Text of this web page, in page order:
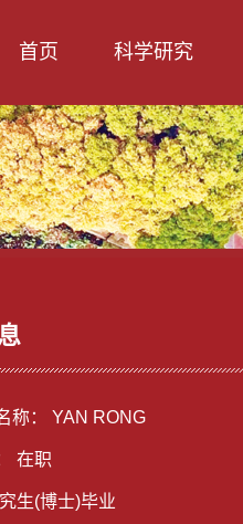
首页 科学研究
称： YAN RONG
在职
生(博士)毕业